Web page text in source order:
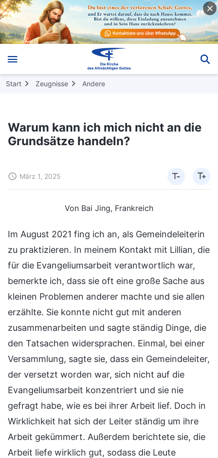
Start Zeugnisse Andere
Warum kann ich mich nicht an die
Grundsätze handeln?
März 1, 2025
Von Bai Jing, Frankreich
Im August 2021 fing ich an, als Gemeindeleiterin
zu praktizieren. In meinem Kontakt mit Lillian, die
für die Evangeliumsarbeit verantwortlich war,
bemerkte ich, dass sie oft eine große Sache aus
kleinen Problemen anderer machte und sie allen
erzählte. Sie konnte nicht gut mit anderen
zusammenarbeiten und sagte ständig Dinge, die
den Tatsachen widersprachen. Einmal, bei einer
Versammlung, sagte sie, dass ein Gemeindeleiter,
der versetzt worden war, sich nicht auf die
Evangeliumsarbeit konzentriert und sie nie
gefragt habe, wie es bei ihrer Arbeit lief. Doch in
Wirklichkeit hat sich der Leiter ständig um ihre
Arbeit gekümmert. Außerdem berichtete sie, die
Arbeit liefe wirklich gut, sodass die Leute